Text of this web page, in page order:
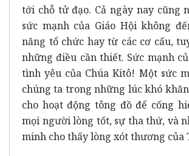
tới chỗ tử đạo. Cả ngày nay cũng
sức mạnh của Giáo Hội không
năng tổ chức hay từ các cơ cấu,
những điều cần thiết. Sức mạnh
tình yêu của Chúa Kitô! Một sức
chúng ta trong những lúc khó
cho hoạt động tông đồ để cống
mọi người lòng tốt, sự tha thứ, và
minh cho thấy lòng xót thương của